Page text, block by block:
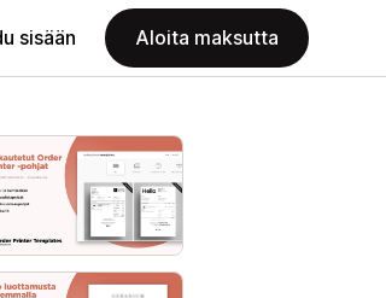
sisään Aloita maksutta